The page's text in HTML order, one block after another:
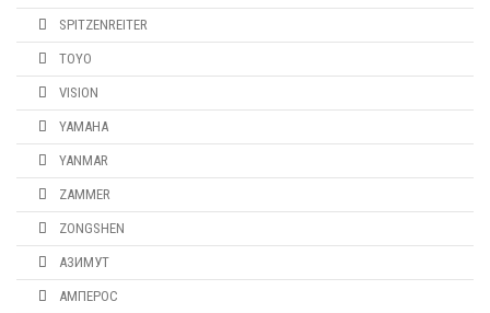
SPITZENREITER
TOYO
VISION
YAMAHA
YANMAR
ZAMMER
ZONGSHEN
АЗИМУТ
АМПЕРОС